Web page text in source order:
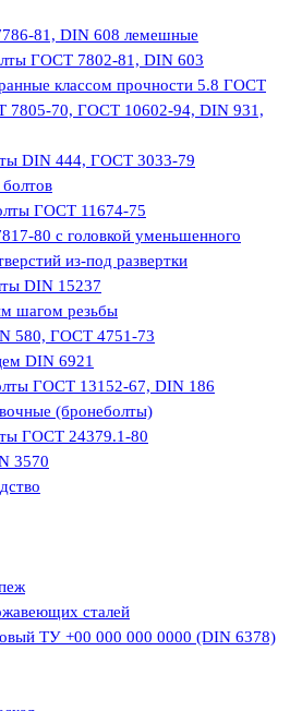
81, DIN 608 лемешные
ГОСТ 7802-81, DIN 603
классом прочности 5.8 ГОСТ
7805-70, ГОСТ 10602-94, DIN 931,
DIN 444, ГОСТ 3033-79
ГОСТ 11674-75
80 с головкой уменьшенного
из-под развертки
DIN 15237
шагом резьбы
580, ГОСТ 4751-73
DIN 6921
ГОСТ 13152-67, DIN 186
(бронеболты)
ГОСТ 24379.1-80
3570
сталей
ТУ +00 000 000 0000 (DIN 6378)